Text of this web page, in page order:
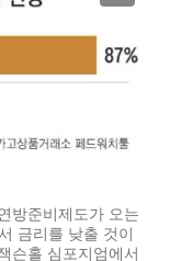
방준비제도가 오는
금리를 낮출 것이
슨홀 심포지엄에서